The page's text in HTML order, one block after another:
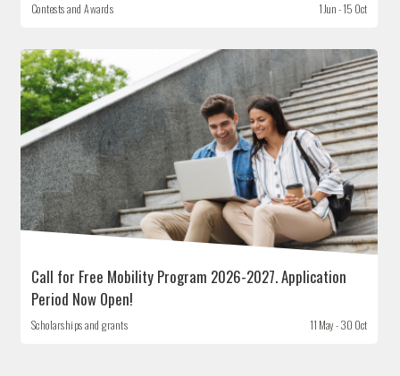
Contests and Awards 1 Jun - 15 Oct
Call for Free Mobility Program 2026-2027. Application
Period Now Open!
Scholarships and grants 11 May - 30 Oct